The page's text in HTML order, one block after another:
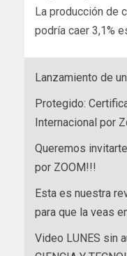
La producción de
podría caer 3,1%
Lanzamiento de
Protegido:
Internacional por
Queremos
por ZOOM!!!
Esta es nuestra
para que la veas
Video LUNES sin